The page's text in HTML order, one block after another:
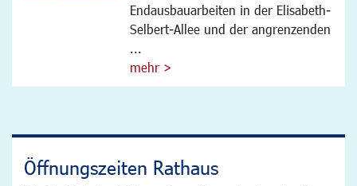
Endausbauarbeiten in der Elisabeth-
Selbert-Allee und der angrenzenden
...
mehr >
Öffnungszeiten Rathaus